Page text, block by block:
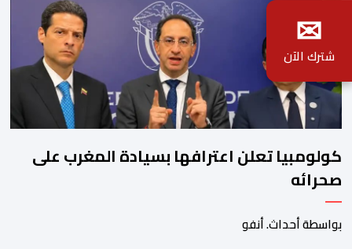
كولومبيا تعلن اعترافها بسيادة المغرب على
صحرائه
بواسطة أحداث. أنفو
✉
شترك الآن